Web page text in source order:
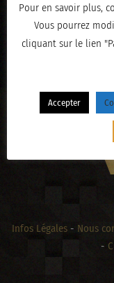
« PRÉCÉDENT
Infos Légales - Nous
-
Pour en savoir plus,
Vous pourrez
cliquant sur le lien
Accepter